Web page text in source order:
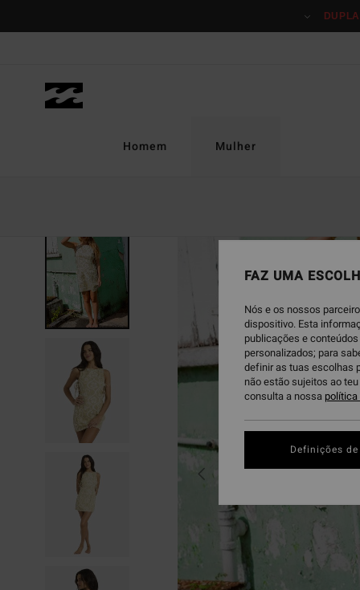
produto
Homem Mulher
FAZ UMA
Nós e os nossos
dispositivo. Esta
publicações e
personalizados; para
definir as tuas escolhas
não estão sujeitos ao
consulta a nossa política
Definições